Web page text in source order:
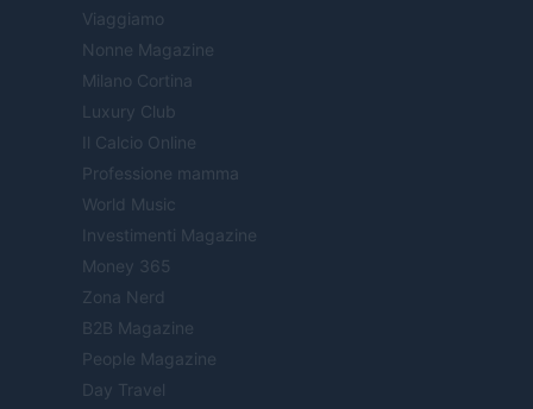
Viaggiamo
Nonne Magazine
Milano Cortina
Luxury Club
Il Calcio Online
Professione mamma
World Music
Investimenti Magazine
Money 365
Zona Nerd
B2B Magazine
People Magazine
Day Travel